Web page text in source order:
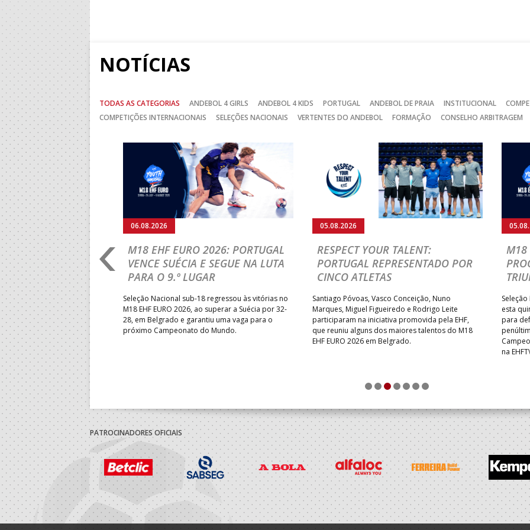
NOTÍCIAS
TODAS AS CATEGORIAS ANDEBOL 4 GIRLS ANDEBOL 4 KIDS PORTUGAL ANDEBOL DE PRAIA INSTITUCIONAL
COMPETIÇÕES INTERNACIONAIS
SELEÇÕES NACIONAIS VERTENTES DO ANDEBOL FORMAÇÃO CONSELHO ARBITRAGEM
CHAMPIONSHIP:
PARA A EQUIPA
o Brasil, em Ramnicu
apuramento dos lugares 17
confortável das jogadoras
06.08.2026
M18 EHF EURO 2026: PORTUGAL
VENCE SUÉCIA E SEGUE NA LUTA
PARA O 9.º LUGAR
Seleção Nacional sub-18 regressou às vitórias no
M18 EHF EURO 2026, ao superar a Suécia por 32-
28, em Belgrado e garantiu uma vaga para o
próximo Campeonato do Mundo.
05.08.2026
RESPECT YOUR TALENT:
PORTUGAL REPRESENTADO POR
CINCO ATLETAS
Santiago Póvoas, Vasco Conceição, Nuno
Marques, Miguel Figueiredo e Rodrigo Leite
participaram na iniciativa promovida pela EHF,
que reuniu alguns dos maiores talentos do M18
EHF EURO 2026 em Belgrado.
M18
esta
para
na
1 2 3 4 5 6 7
PATROCINADORES OFICIAIS